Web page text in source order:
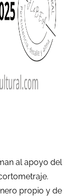
al apoyo del
propio y de